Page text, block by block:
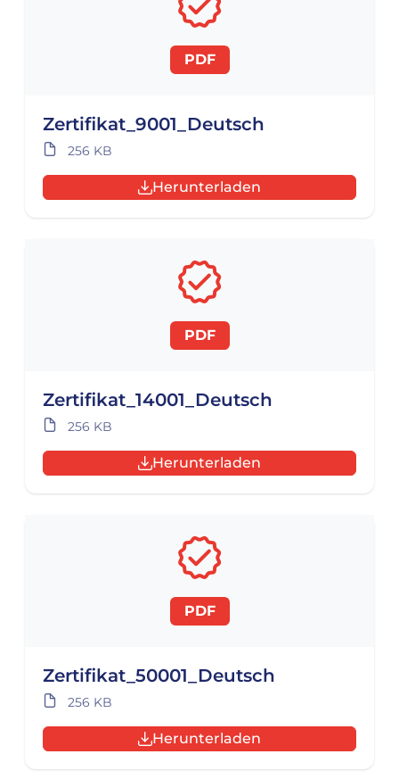
PDF
Zertifikat_9001_Deutsch
256 KB
Herunterladen
PDF
Zertifikat_14001_Deutsch
256 KB
Herunterladen
PDF
Zertifikat_50001_Deutsch
256 KB
Herunterladen